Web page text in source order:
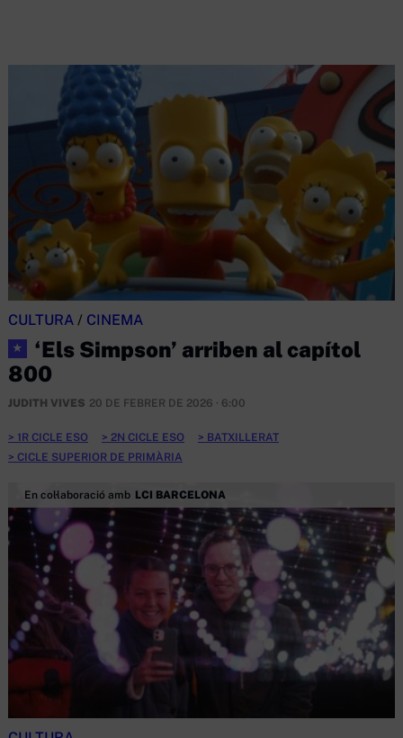
CULTURA / CINEMA
★
‘Els Simpson’ arriben al capítol
800
JUDITH VIVES 20 DE FEBRER DE 2026 · 6:00
1R CICLE ESO 2N CICLE ESO
BATXILLERAT
CICLE SUPERIOR DE PRIMÀRIA
En col·laboració amb LCI BARCELONA